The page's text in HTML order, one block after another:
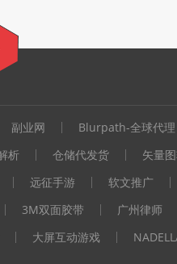
副业网
Blurpath-全球代理
析 仓储代发货
矢量
远征手游
软文推广
3M双面胶带
广州律师
大屏互动游戏